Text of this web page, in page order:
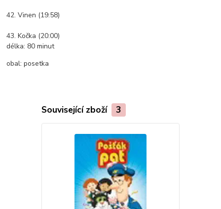
42. Vinen (19:58)
43. Kočka (20:00)
délka: 80 minut
obal: posetka
Související zboží 3